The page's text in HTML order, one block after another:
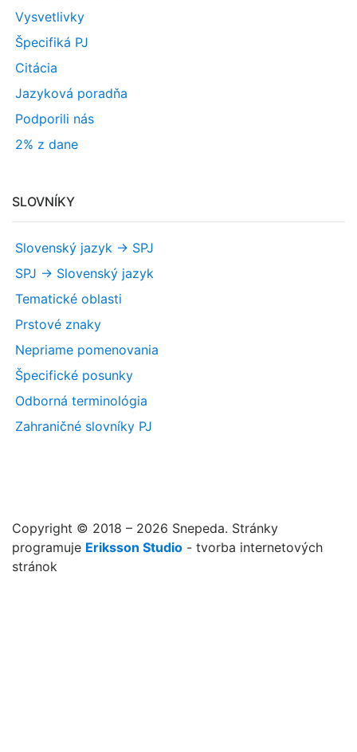
Vysvetlivky
Špecifiká PJ
Citácia
Jazyková poradňa
Podporili nás
2% z dane
SLOVNÍKY
Slovenský jazyk -> SPJ
SPJ -> Slovenský jazyk
Tematické oblasti
Prstové znaky
Nepriame pomenovania
Špecifické posunky
Odborná terminológia
Zahraničné slovníky PJ
Copyright © 2018 – 2026 Snepeda. Stránky
programuje Eriksson Studio - tvorba internetových
stránok